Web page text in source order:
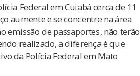
Federal em Cuiabá cerca de 11
aumente e se concentre na área
emissão de passaportes, não terão
realizado, a diferença é que
da Polícia Federal em Mato